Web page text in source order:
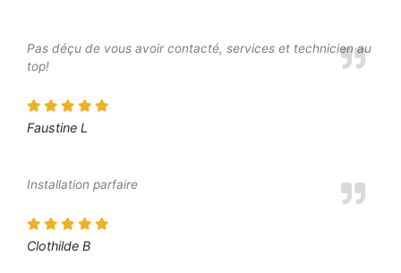
Pas déçu de vous avoir contacté, services et technicien au
top!
Faustine L
Installation parfaire
Clothilde B